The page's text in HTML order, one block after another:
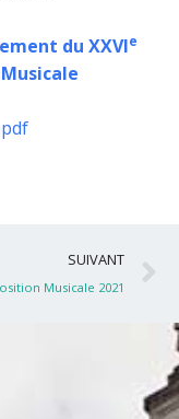
du XXVIe
SUIVANT
Musicale 2021